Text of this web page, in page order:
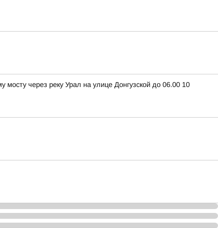
через реку Урал на улице Донгузской до 06.00 10